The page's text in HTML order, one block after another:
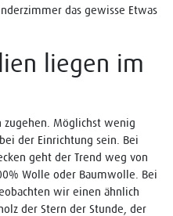
das gewisse Etwas
liegen im
Möglichst wenig
der Einrichtung sein. Bei
geht der Trend weg von
Wolle oder Baumwolle. Bei
wir einen ähnlich
der Stern der Stunde, der